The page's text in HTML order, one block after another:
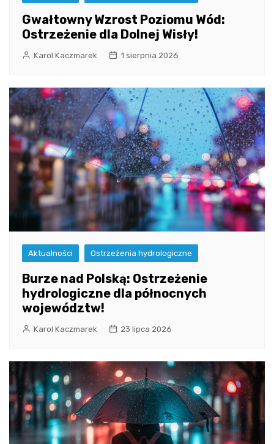
Gwałtowny Wzrost Poziomu Wód:
Ostrzeżenie dla Dolnej Wisły!
Karol Kaczmarek 1 sierpnia 2026
Aktualności Ostrzeżenia hydrologiczne
Burze nad Polską: Ostrzeżenie
hydrologiczne dla północnych
województw!
Karol Kaczmarek 23 lipca 2026